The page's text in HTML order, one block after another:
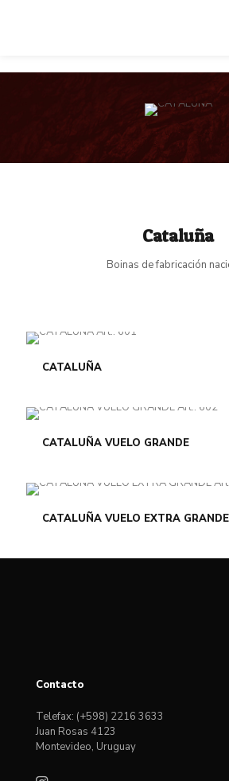
Cataluña
Boinas de fabricación
CATALUÑA
CATALUÑA VUELO GRANDE
CATALUÑA VUELO EXTRA GRANDE
Contacto
Telefax: (+598) 2216 3633
Juan Rosas 4123
Montevideo, Uruguay